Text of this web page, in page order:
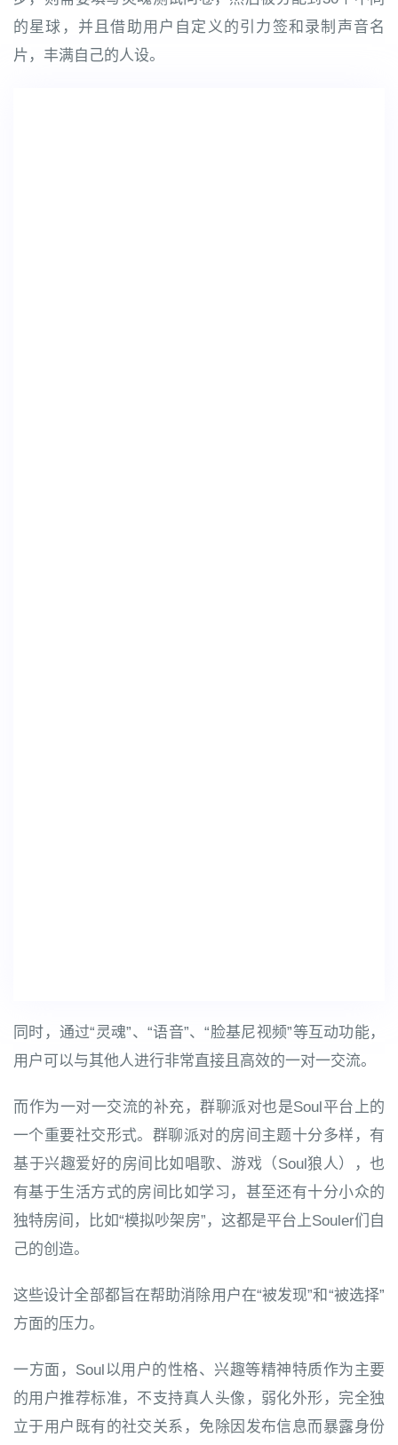
的星球，并且借助用户自定义的引力签和录制声音名
片，丰满自己的人设。
同时，通过“灵魂”、“语音”、“脸基尼视频”等互动功能，
用户可以与其他人进行非常直接且高效的一对一交流。
而作为一对一交流的补充，群聊派对也是Soul平台上的
一个重要社交形式。群聊派对的房间主题十分多样，有
基于兴趣爱好的房间比如唱歌、游戏（Soul狼人），也
有基于生活方式的房间比如学习，甚至还有十分小众的
独特房间，比如“模拟吵架房”，这都是平台上Souler们自
己的创造。
这些设计全部都旨在帮助消除用户在“被发现”和“被选择”
方面的压力。
一方面，Soul以用户的性格、兴趣等精神特质作为主要
的用户推荐标准，不支持真人头像，弱化外形，完全独
立于用户既有的社交关系，免除因发布信息而暴露身份